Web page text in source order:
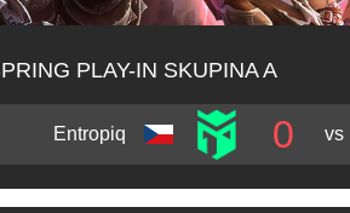
PLAY-IN SKUPINA A
Entropiq 0 vs